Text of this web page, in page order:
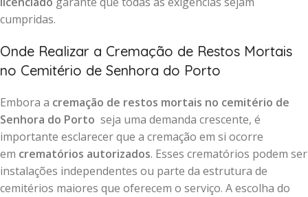
cumpridas.
Onde Realizar a Cremação de Restos Mortais
no Cemitério de Senhora do Porto
Embora a cremação de restos mortais no cemitério de
Senhora do Porto seja uma demanda crescente, é
importante esclarecer que a cremação em si ocorre
em crematórios autorizados. Esses crematórios podem ser
instalações independentes ou parte da estrutura de
cemitérios maiores que oferecem o serviço. A escolha do